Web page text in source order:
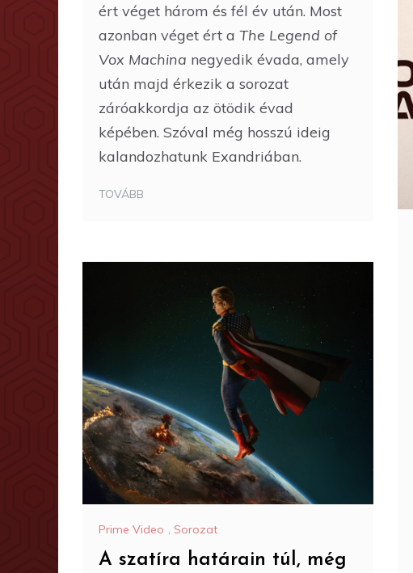
ért véget három és fél év után. Most
azonban véget ért a The Legend of
Vox Machina negyedik évada, amely
után majd érkezik a sorozat
záróakkordja az ötödik évad
képében. Szóval még hosszú ideig
kalandozhatunk Exandriában.
TOVÁBB
Prime Video , Sorozat
A szatíra határain túl, még